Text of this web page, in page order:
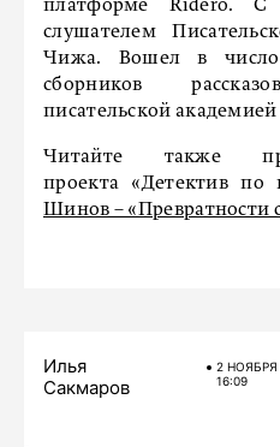
платформе Ridero. С
слушателем
Чижа. Вошел в число
сборников
писательской
Читайте также
проекта «Детектив по
Шинов – «Превратности
Илья
Сакмаров
2 НОЯБРЯ
16:09